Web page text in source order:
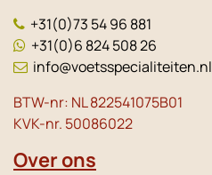
+31(0)73 54 96 881
+31(0)6 824 508 26
info@voetsspecialiteiten.nl
BTW-nr: NL 822541075B01
KVK-nr. 50086022
Over ons